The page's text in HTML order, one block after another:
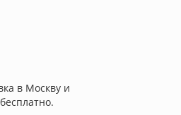
в Москву и